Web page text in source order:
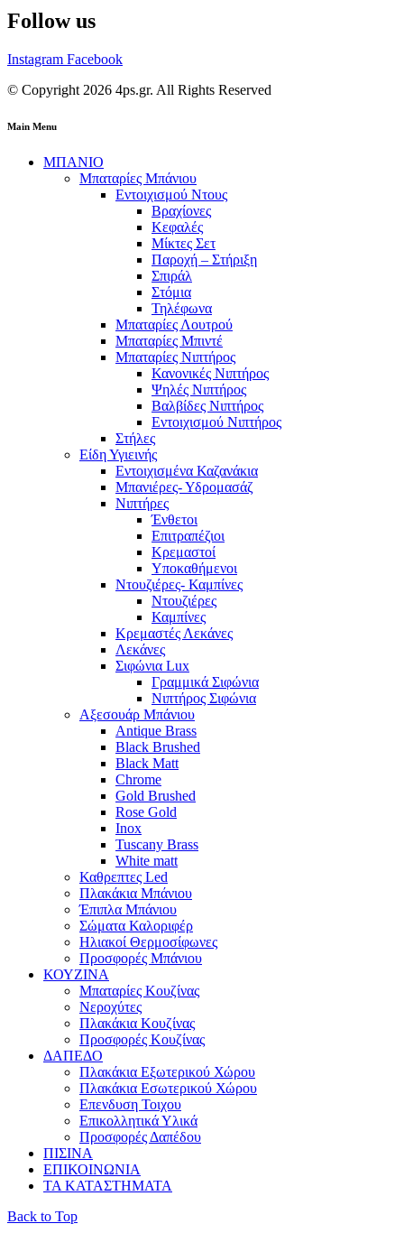
Follow us
Instagram Facebook
© Copyright 2026 4ps.gr. All Rights Reserved
Main Menu
ΜΠΑΝΙΟ
Μπαταρίες Μπάνιου
Εντοιχισμού Ντους
Βραχίονες
Κεφαλές
Μίκτες Σετ
Παροχή – Στήριξη
Σπιράλ
Στόμια
Τηλέφωνα
Μπαταρίες Λουτρού
Μπαταρίες Μπιντέ
Μπαταρίες Νιπτήρος
Κανονικές Νιπτήρος
Ψηλές Νιπτήρος
Βαλβίδες Νιπτήρος
Εντοιχισμού Νιπτήρος
Στήλες
Είδη Υγιεινής
Εντοιχισμένα Καζανάκια
Μπανιέρες- Υδρομασάζ
Νιπτήρες
Ένθετοι
Επιτραπέζιοι
Κρεμαστοί
Υποκαθήμενοι
Ντουζιέρες- Καμπίνες
Ντουζιέρες
Καμπίνες
Κρεμαστές Λεκάνες
Λεκάνες
Σιφώνια Lux
Γραμμικά Σιφώνια
Νιπτήρος Σιφώνια
Αξεσουάρ Μπάνιου
Antique Brass
Black Brushed
Black Matt
Chrome
Gold Brushed
Rose Gold
Inox
Tuscany Brass
White matt
Καθρεπτες Led
Πλακάκια Μπάνιου
Έπιπλα Μπάνιου
Σώματα Καλοριφέρ
Ηλιακοί Θερμοσίφωνες
Προσφορές Μπάνιου
ΚΟΥΖΙΝΑ
Μπαταρίες Κουζίνας
Νεροχύτες
Πλακάκια Κουζίνας
Προσφορές Κουζίνας
ΔΑΠΕΔΟ
Πλακάκια Εξωτερικού Χώρου
Πλακάκια Εσωτερικού Χώρου
Επενδυση Τοιχου
Επικολλητικά Υλικά
Προσφορές Δαπέδου
ΠΙΣΙΝΑ
ΕΠΙΚΟΙΝΩΝΙΑ
ΤΑ ΚΑΤΑΣΤΗΜΑΤΑ
Back to Top